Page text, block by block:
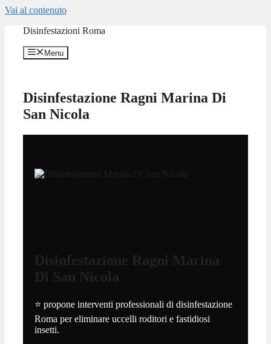
Vai al contenuto
Disinfestazioni Roma
Menu
Disinfestazione Ragni Marina Di
San Nicola
Disinfestazione Ragni Marina
Di San Nicola
⭐ propone interventi professionali di disinfestazione
Roma per eliminare uccelli roditori e fastidiosi
insetti.